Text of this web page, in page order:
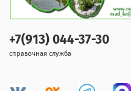
+7(913) 044-37-30
справочная служба